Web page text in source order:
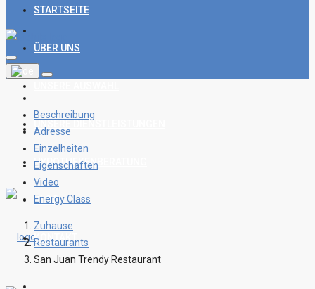
STARTSEITE
ÜBER UNS
UNSERE DIENSTLEISTUNGEN
HYPOTHEKENBERATUNG
BLOG
KONTAKT
Beschreibung
Adresse
Einzelheiten
Eigenschaften
Video
Energy Class
Zuhause
Restaurants
San Juan Trendy Restaurant